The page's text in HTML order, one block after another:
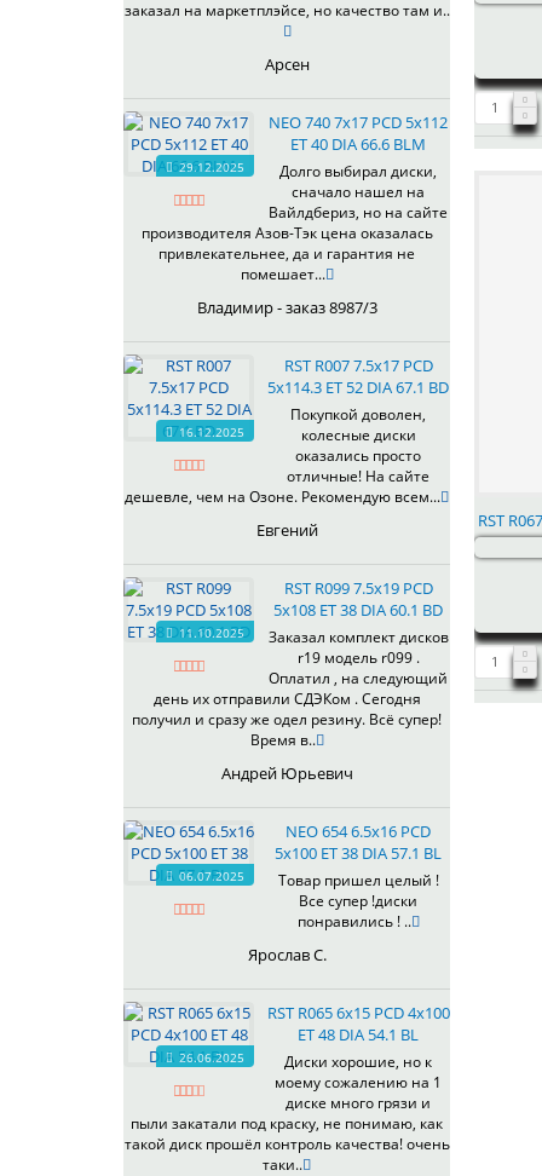
401
408
410
411
414
417
423
426
428
429
430
433
438
503
505
508
511
528
529
530
531
535
536
537
538
539
540
541
70,1
72,6
73,1
74,1
75.1
78.1
98
98,1
OrD
SL
W
WB
WD
заказал на маркетплэйсе, но качество там и..
Арсен
29.12.2025
NEO 740 7x17 PCD 5x112
ET 40 DIA 66.6 BLM
Долго выбирал диски,
сначало нашел на
Вайлдбериз, но на сайте
производителя Азов-Тэк цена оказалась
привлекательнее, да и гарантия не
помешает...
Владимир - заказ 8987/3
16.12.2025
RST R007 7.5x17 PCD
5x114.3 ET 52 DIA 67.1 BD
Покупкой доволен,
колесные диски
оказались просто
отличные! На сайте
дешевле, чем на Озоне. Рекомендую всем...
Евгений
11.10.2025
RST R099 7.5x19 PCD
5x108 ET 38 DIA 60.1 BD
Заказал комплект дисков
r19 модель r099 .
Оплатил , на следующий
день их отправили СДЭКом . Сегодня
получил и сразу же одел резину. Всё супер!
Время в..
Андрей Юрьевич
06.07.2025
NEO 654 6.5x16 PCD
5x100 ET 38 DIA 57.1 BL
Товар пришел целый !
Все супер !диски
понравились ! ..
Ярослав С.
26.06.2025
RST R065 6x15 PCD 4x100
ET 48 DIA 54.1 BL
Диски хорошие, но к
моему сожалению на 1
диске много грязи и
пыли закатали под краску, не понимаю, как
такой диск прошёл контроль качества! очень
таки..
RST